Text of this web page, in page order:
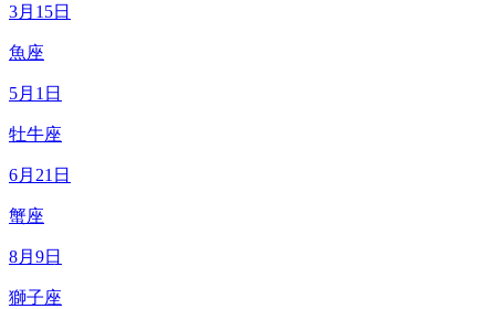
3月15日
魚座
5月1日
牡牛座
6月21日
蟹座
8月9日
獅子座